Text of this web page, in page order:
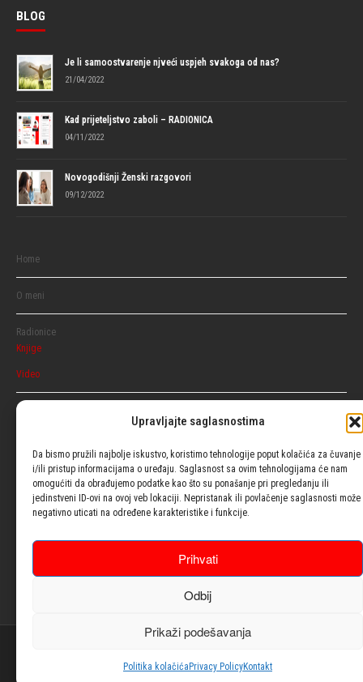
Upravljajte saglasnostima
Da bismo pružili najbolje iskustvo, koristimo tehnologije poput kolačića za čuvanje
i/ili pristup informacijama o uređaju. Saglasnost sa ovim tehnologijama će nam
omogućiti da obrađujemo podatke kao što su ponašanje pri pregledanju ili
jedinstveni ID-ovi na ovoj veb lokaciji. Nepristanak ili povlačenje saglasnosti može
negativno uticati na određene karakteristike i funkcije.
Prihvati
Odbij
Prikaži podešavanja
Politika kolačića Privacy PolicyKontakt
BLOG
Je li samoostvarenje njveći uspjeh svakoga od nas?
21/04/2022
Kad prijeteljstvo zaboli – RADIONICA
04/11/2022
Novogodišnji Ženski razgovori
09/12/2022
Home
O meni
Radionice
Knjige
Video
Razgovaraj
Muški
Usluge